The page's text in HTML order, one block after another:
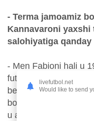
- Terma jamoamiz
Kannavaroni
salohiyatiga qanday
- Men Fabioni hali u
futbolchilar jamoasida
beri bilaman.
bo'lganini butun
u ayni paytda juda
livefutbol.net
Would like to send